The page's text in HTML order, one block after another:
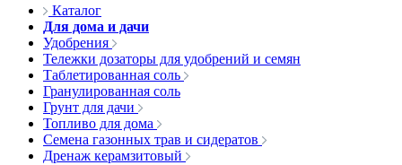
Каталог
Для дома и дачи
Удобрения
Тележки дозаторы для удобрений и семян
Таблетированная соль
Гранулированная соль
Грунт для дачи
Топливо для дома
Семена газонных трав и сидератов
Дренаж керамзитовый